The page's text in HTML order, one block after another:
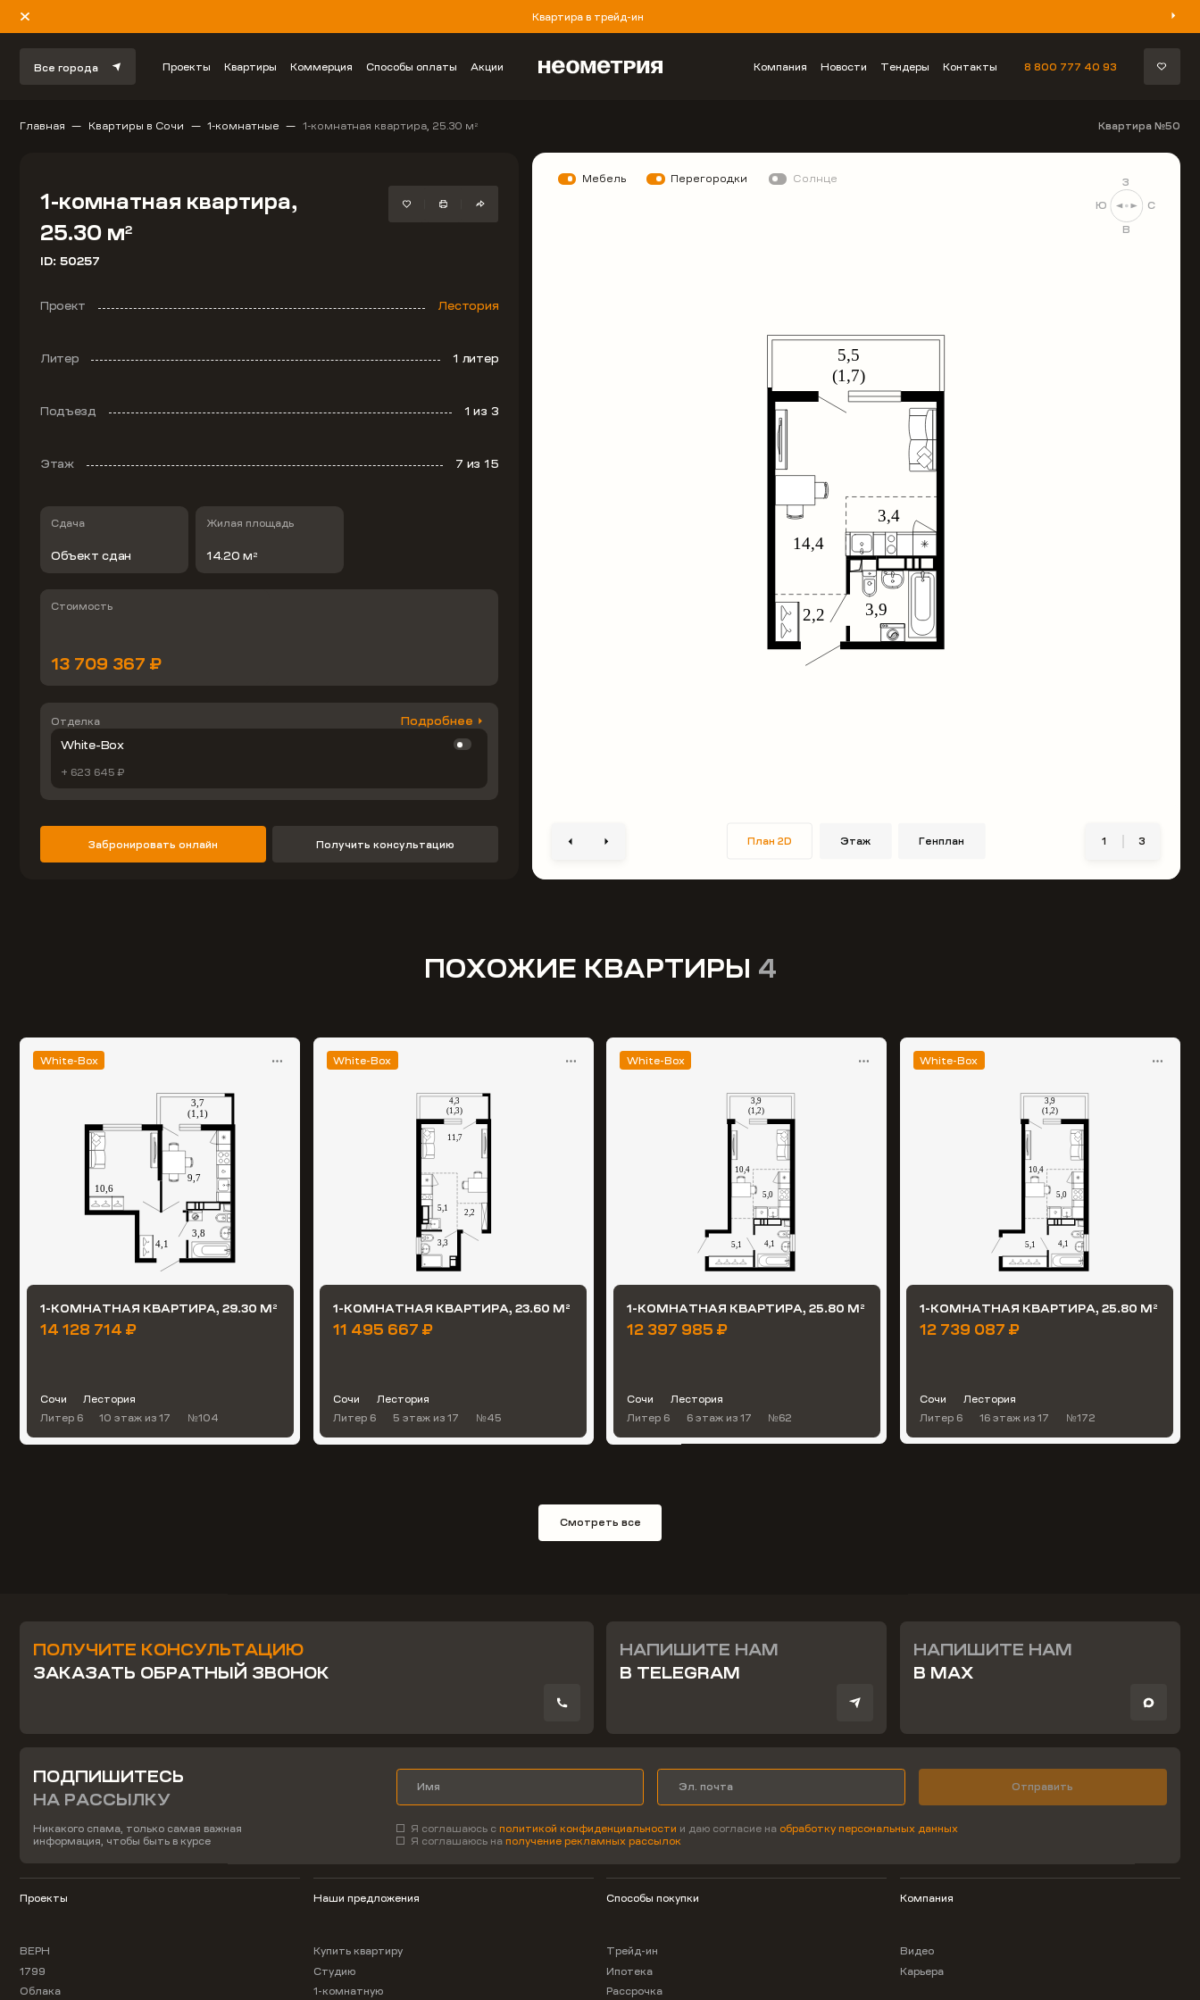
Квартира в трейд-ин
Все города Проекты Квартиры Коммерция Способы оплаты Акции Компания Новости Тендеры Контакты 8 800 777 40 93
Главная Квартиры в Сочи 1-комнатные 1-комнатная квартира, 25.30 м 2 Квартира №50
1-комнатная квартира,
25.30 м2
ID: 50257
Проект Лестория
Литер 1 литер
Подъезд 1из 3
Этаж 7 из 15
Сдача
Объект сдан
Жилая площадь
14.20 м 2
Стоимость
13 709 367 ₽
Отделка
Подробнее
White-Box
+ 623 645 ₽
Забронировать онлайн Получить консультацию
С
В
Ю
З
Мебель Перегородки Солнце
План 2D Этаж Генплан 1 3
ПОХОЖИЕ КВАРТИРЫ 4
White-Box
1-КОМНАТНАЯ КВАРТИРА, 29.30 М 2
14 128 714 ₽
Сочи
Лестория
Литер 6
10 этаж из 17 №104
White-Box
1-КОМНАТНАЯ КВАРТИРА, 23.60 М 2
11 495 667 ₽
Сочи
Лестория
Литер 6
5 этаж из 17 №45
White-Box
1-КОМНАТНАЯ КВАРТИРА, 25.80 М 2
12 397 985 ₽
Сочи
Лестория
Литер 6
6 этаж из 17 №62
White-Box
1-КОМНАТНАЯ КВАРТИРА, 25.80 М 2
12 739 087 ₽
Сочи
Лестория
Литер 6
16 этаж из 17 №172
Смотреть все
ПОЛУЧИТЕ КОНСУЛЬТАЦИЮ
ЗАКАЗАТЬ ОБРАТНЫЙ ЗВОНОК
НАПИШИТЕ НАМ
В TELEGRAM
НАПИШИТЕ НАМ
В MAX
ПОДПИШИТЕСЬ
НА РАССЫЛКУ
Никакого спама, только самая важная
информация, чтобы быть в курсе
Отправить
Я соглашаюсь сполитикой конфиденциальности и даю согласие на обработку персональных данных
Я соглашаюсь наполучение рекламных рассылок
Проекты
ВЕРН
1799
Облака
Наши предложения
Купить квартиру
Студию
1-комнатную
Способы покупки
Трейд-ин
Ипотека
Рассрочка
Компания
Видео
Карьера